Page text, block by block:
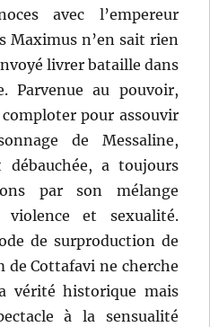
avec l’empereur
Maximus n’en sait rien
livrer bataille dans
Parvenue au pouvoir,
comploter pour assouvir
de Messaline,
a toujours
par son mélange
et sexualité.
de surproduction de
Cottafavi ne cherche
vérité historique mais
à la sensualité